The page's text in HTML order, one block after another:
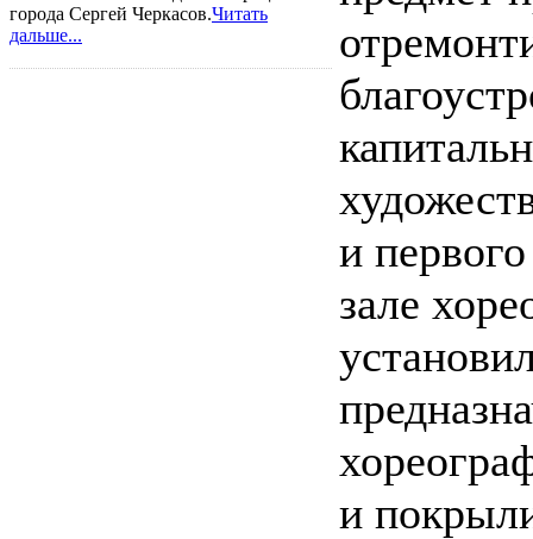
города Сергей Черкасов.Читать
дальше...
и
зале
и